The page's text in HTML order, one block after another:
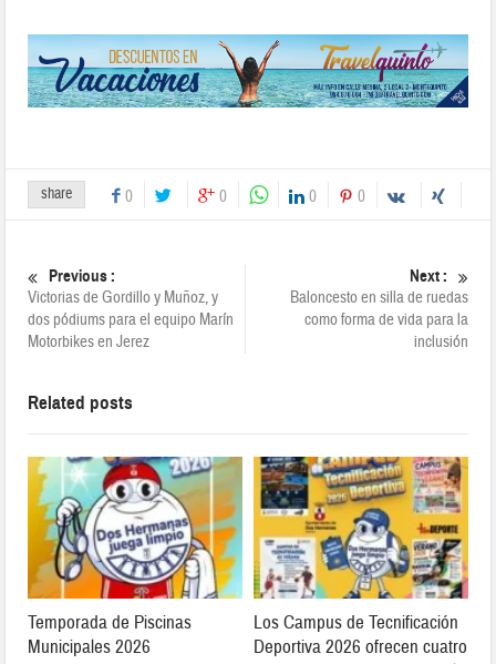
share 0 0 0 0
Previous :
Victorias de Gordillo y Muñoz, y
dos pódiums para el equipo Marín
Motorbikes en Jerez
Next :
Baloncesto en silla de ruedas
como forma de vida para la
inclusión
Related posts
Temporada de Piscinas
Municipales 2026
Los Campus de Tecnificación
Deportiva 2026 ofrecen cuatro